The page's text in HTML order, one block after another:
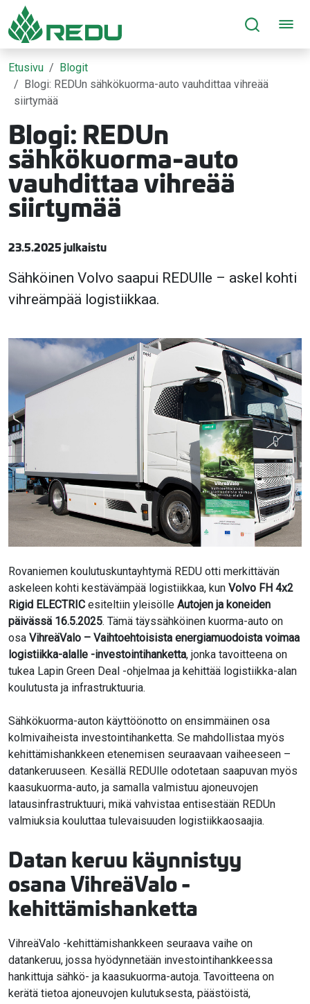
Siirry sivusisältöön
Etusivu
Blogit
Blogi: REDUn sähkökuorma-auto vauhdittaa vihreää
siirtymää
Blogi: REDUn
sähkökuorma-auto
vauhdittaa vihreää
siirtymää
23.5.2025 julkaistu
Sähköinen Volvo saapui REDUlle – askel kohti
vihreämpää logistiikkaa.
Rovaniemen koulutuskuntayhtymä REDU otti merkittävän
askeleen kohti kestävämpää logistiikkaa, kun Volvo FH 4x2
Rigid ELECTRIC esiteltiin yleisölle Autojen ja koneiden
päivässä 16.5.2025. Tämä täyssähköinen kuorma-auto on
osa VihreäValo – Vaihtoehtoisista energiamuodoista voimaa
logistiikka-alalle -investointihanketta, jonka tavoitteena on
tukea Lapin Green Deal -ohjelmaa ja kehittää logistiikka-alan
koulutusta ja infrastruktuuria.
Sähkökuorma-auton käyttöönotto on ensimmäinen osa
kolmivaiheista investointihanketta. Se mahdollistaa myös
kehittämishankkeen etenemisen seuraavaan vaiheeseen –
datankeruuseen. Kesällä REDUlle odotetaan saapuvan myös
kaasukuorma-auto, ja samalla valmistuu ajoneuvojen
latausinfrastruktuuri, mikä vahvistaa entisestään REDUn
valmiuksia kouluttaa tulevaisuuden logistiikkaosaajia.
Datan keruu käynnistyy
osana VihreäValo -
kehittämishanketta
VihreäValo -kehittämishankkeen seuraava vaihe on
datankeruu, jossa hyödynnetään investointihankkeessa
hankittuja sähkö- ja kaasukuorma-autoja. Tavoitteena on
kerätä tietoa ajoneuvojen kulutuksesta, päästöistä,